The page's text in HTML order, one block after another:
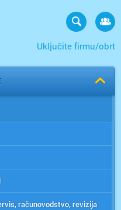
Uključite firmu/obrt
računovodstvo, revizija